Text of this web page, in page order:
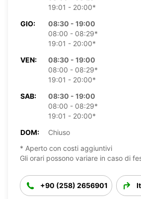
19:01 - 20:00*
GIO:
08:30 - 19:00
08:00 - 08:29*
19:01 - 20:00*
VEN:
08:30 - 19:00
08:00 - 08:29*
19:01 - 20:00*
SAB:
08:30 - 19:00
08:00 - 08:29*
19:01 - 20:00*
DOM:
Chiuso
* Aperto con costi aggiuntivi
Gli orari possono variare in caso di
+90 (258) 2656901